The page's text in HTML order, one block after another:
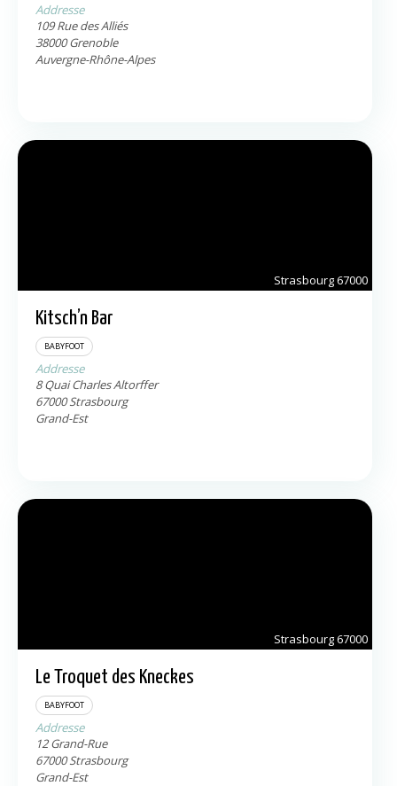
Addresse
109 Rue des Alliés
38000 Grenoble
Auvergne-Rhône-Alpes
Strasbourg67000
Kitsch’n Bar
BABYFOOT
Addresse
8 Quai Charles Altorffer
67000 Strasbourg
Grand-Est
Strasbourg67000
Le Troquet des Kneckes
BABYFOOT
Addresse
12 Grand-Rue
67000 Strasbourg
Grand-Est